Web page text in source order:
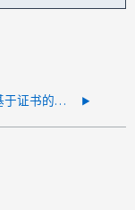
无法使用基于证书的身份验证创建 Trident 后端配置